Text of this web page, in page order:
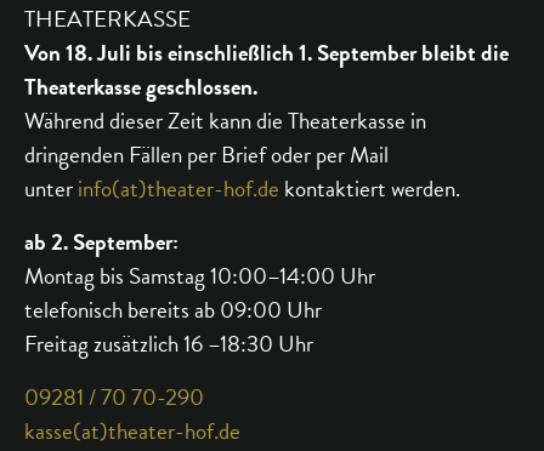
THEATERKASSE
Von 18. Juli bis einschließlich 1. September bleibt die
Theaterkasse geschlossen.
Während dieser Zeit kann die Theaterkasse in
dringenden Fällen per Brief oder per Mail
unterinfo(at)theater-hof.de kontaktiert werden.
ab 2. September:
Montag bis Samstag 10:00–14:00 Uhr
telefonisch bereits ab 09:00 Uhr
Freitag zusätzlich 16 –18:30 Uhr
09281 / 70 70-290
kasse(at)theater-hof.de